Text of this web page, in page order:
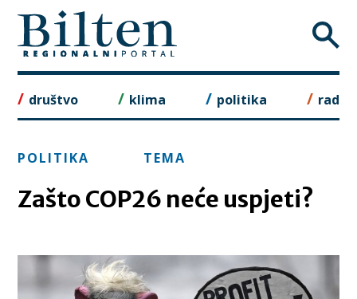
to
content
društvo klima politika rad
POLITIKA TEMA
Zašto COP26 neće uspjeti?